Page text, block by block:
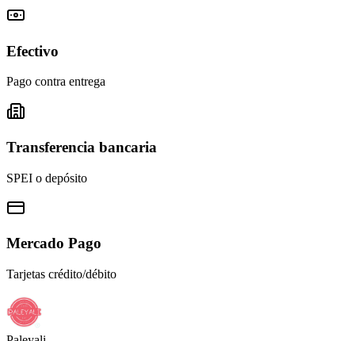
Efectivo
Pago contra entrega
Transferencia bancaria
SPEI o depósito
Mercado Pago
Tarjetas crédito/débito